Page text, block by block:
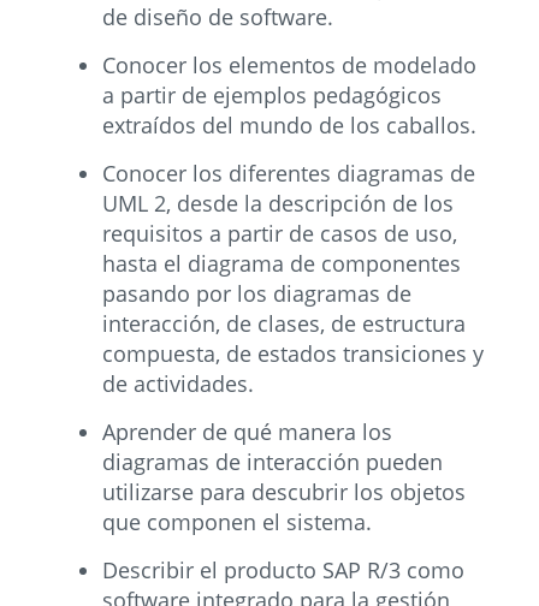
de diseño de software.
Conocer los elementos de modelado
a partir de ejemplos pedagógicos
extraídos del mundo de los caballos.
Conocer los diferentes diagramas de
UML 2, desde la descripción de los
requisitos a partir de casos de uso,
hasta el diagrama de componentes
pasando por los diagramas de
interacción, de clases, de estructura
compuesta, de estados transiciones y
de actividades.
Aprender de qué manera los
diagramas de interacción pueden
utilizarse para descubrir los objetos
que componen el sistema.
Describir el producto SAP R/3 como
software integrado para la gestión